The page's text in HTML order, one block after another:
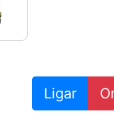
Ligar